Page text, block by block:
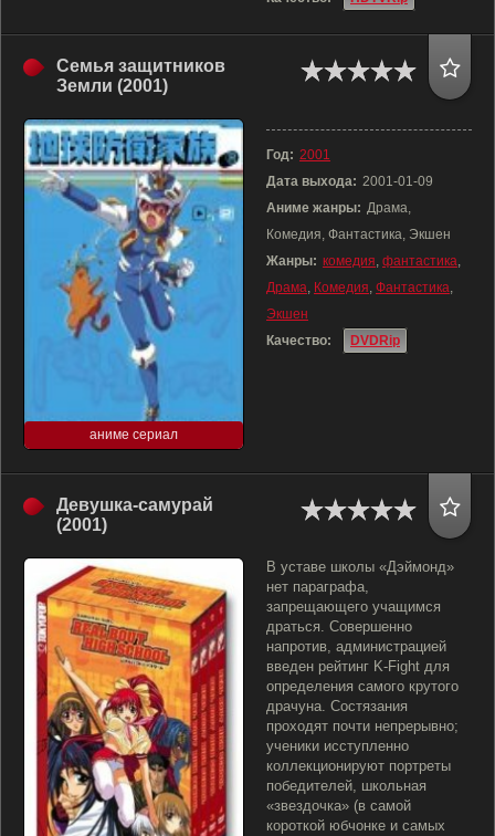
Семья защитников
Земли (2001)
аниме сериал
Год: 2001
Дата выхода: 2001-01-09
Аниме жанры: Драма,
Комедия, Фантастика, Экшен
Жанры: комедия, фантастика,
Драма, Комедия, Фантастика,
Экшен
Качество:
DVDRip
Девушка-самурай
(2001)
В уставе школы «Дэймонд»
нет параграфа,
запрещающего учащимся
драться. Совершенно
напротив, администрацией
введен рейтинг K-Fight для
определения самого крутого
драчуна. Состязания
проходят почти непрерывно;
ученики исступленно
коллекционируют портреты
победителей, школьная
«звездочка» (в самой
короткой юбчонке и самых